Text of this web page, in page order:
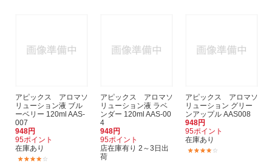
アピックス アロマソ
リューション液 ブル
ーベリー 120ml AAS-
007
948円
95ポイント
在庫あり
アピックス アロマソ
リューション液 ラベ
ンダー 120ml AAS-00
4
948円
95ポイント
店在庫有り 2～3日出
荷
アピックス アロマソ
リューション グリー
ンアップル AAS008
948円
95ポイント
在庫あり